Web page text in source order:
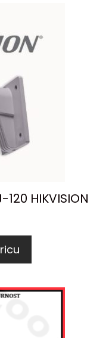
120 HIKVISION